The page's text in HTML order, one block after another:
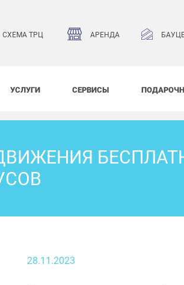
СХЕМА ТРЦ АРЕНДА
УСЛУГИ СЕРВИСЫ
28.11.2023